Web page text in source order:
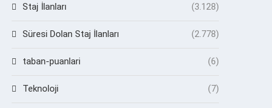
Staj İlanları (3.128)
Süresi Dolan Staj İlanları (2.778)
taban-puanlari (6)
Teknoloji (7)